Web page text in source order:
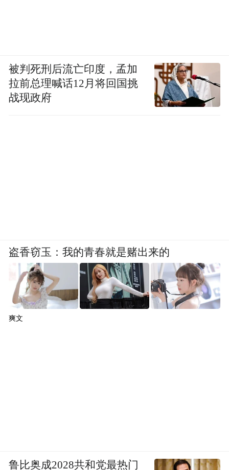
被判死刑后流亡印度，孟加
拉前总理喊话12月将回国挑
战现政府
盗香窃玉：我的青春就是赌出来的
爽文
鲁比奥成2028共和党最热门